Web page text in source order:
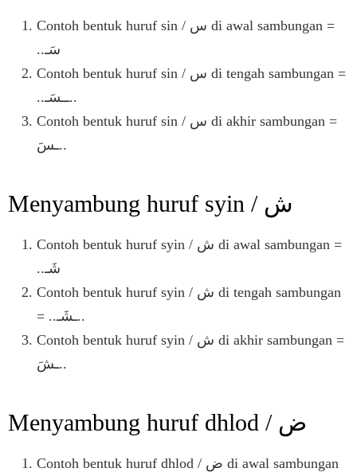
Contoh bentuk huruf sin / س di awal sambungan =
..سَـ
Contoh bentuk huruf sin / س di tengah sambungan =
..ــسَـ..
Contoh bentuk huruf sin / س di akhir sambungan =
ـسَ..
Menyambung huruf syin / ش
Contoh bentuk huruf syin / ش di awal sambungan =
..شَـ
Contoh bentuk huruf syin / ش di tengah sambungan
= ..ـشَـ..
Contoh bentuk huruf syin / ش di akhir sambungan =
ـشَ..
Menyambung huruf dhlod / ض
Contoh bentuk huruf dhlod / ض di awal sambungan